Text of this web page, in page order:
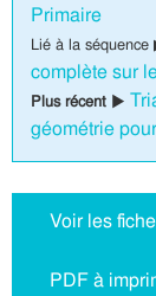
Primaire
Lié à la séquence
complète sur
Plus récent ▶
géométrie
Voir les
PDF à